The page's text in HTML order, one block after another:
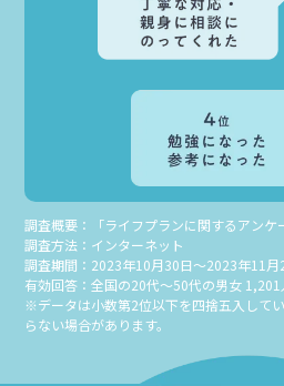
調査概要：「ライフプランに関するアンケ
調査方法：インターネット
調査期間：2023年10月30日～2023年11月
有効回答：全国の20代～50代の男女 1,201
※データは小数第2位以下を四捨五入して
らない場合があります。